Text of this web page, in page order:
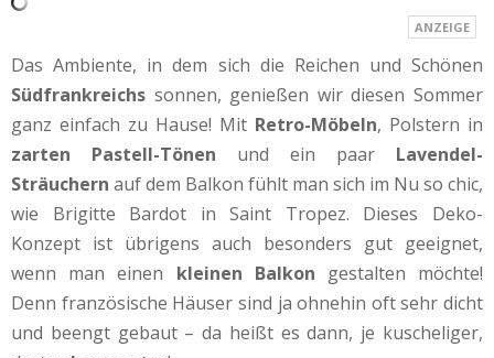
Das Ambiente, in dem sich die Reichen und Schönen
Südfrankreichs sonnen, genießen wir diesen Sommer
ganz einfach zu Hause! Mit Retro-Möbeln, Polstern in
zarten Pastell-Tönen und ein paar Lavendel-
Sträuchern auf dem Balkon fühlt man sich im Nu so chic,
wie Brigitte Bardot in Saint Tropez. Dieses Deko-
Konzept ist übrigens auch besonders gut geeignet,
wenn man einen kleinen Balkon gestalten möchte!
Denn französische Häuser sind ja ohnehin oft sehr dicht
und beengt gebaut – da heißt es dann, je kuscheliger,